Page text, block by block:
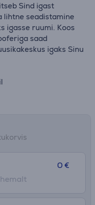
Sind igast
lihtne seadistamine
igasse ruumi. Koos
saad
igaks Sinu
0 €